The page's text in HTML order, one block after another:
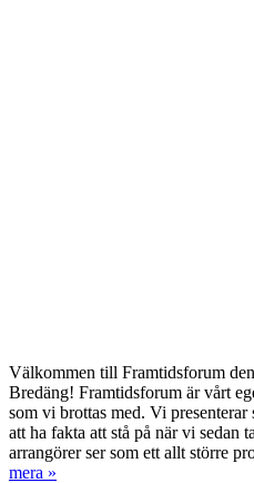
Välkommen till Framtidsforum
Bredäng! Framtidsforum är vårt
som vi brottas med. Vi
att ha fakta att stå på när vi sedan
arrangörer ser som ett allt större
mera »